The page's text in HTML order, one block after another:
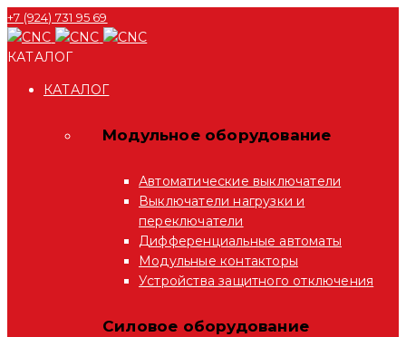
+7 (924) 731 95 69
КАТАЛОГ
КАТАЛОГ
Модульное оборудование
Автоматические выключатели
Выключатели нагрузки и
переключатели
Дифференциальные автоматы
Модульные контакторы
Устройства защитного отключения
Силовое оборудование